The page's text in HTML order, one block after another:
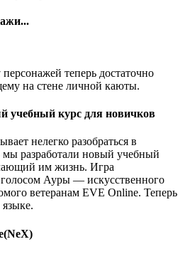
теперь достаточно
на стене личной каюты.
учебный курс для новичков
нелегко разобраться в
мы разработали новый учебный
им жизнь. Игра
голосом Ауры ― искусственного
ветеранам EVE Online. Теперь